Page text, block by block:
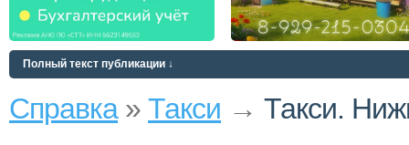
Полный текст публикации ↓
Справка» Такси → Такси.